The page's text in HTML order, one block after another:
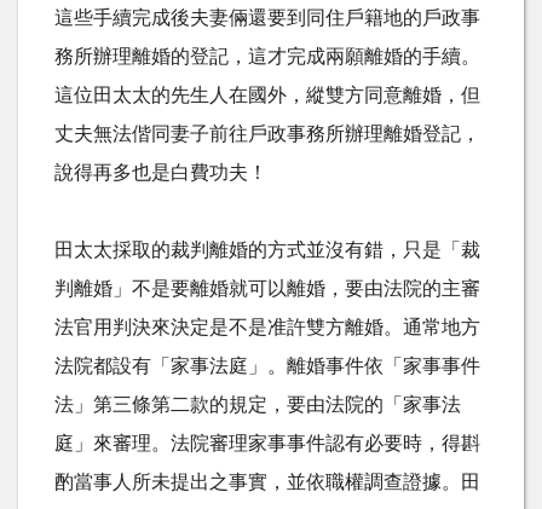
這些手續完成後夫妻倆還要到同住戶籍地的戶政事
務所辦理離婚的登記，這才完成兩願離婚的手續。
這位田太太的先生人在國外，縱雙方同意離婚，但
丈夫無法偕同妻子前往戶政事務所辦理離婚登記，
說得再多也是白費功夫！
田太太採取的裁判離婚的方式並沒有錯，只是「裁
判離婚」不是要離婚就可以離婚，要由法院的主審
法官用判決來決定是不是准許雙方離婚。通常地方
法院都設有「家事法庭」。離婚事件依「家事事件
法」第三條第二款的規定，要由法院的「家事法
庭」來審理。法院審理家事事件認有必要時，得斟
酌當事人所未提出之事實，並依職權調查證據。田